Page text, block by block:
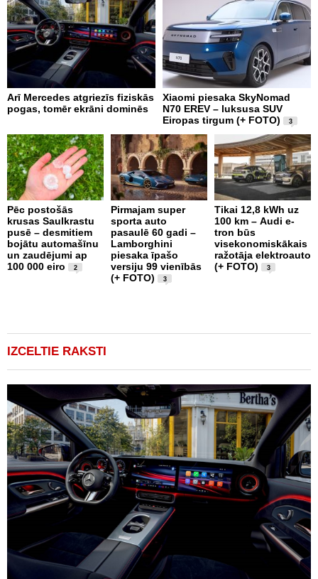
Arī Mercedes atgriezīs fiziskās
pogas, tomēr ekrāni dominēs
Xiaomi piesaka SkyNomad
N70 EREV – luksusa SUV
Eiropas tirgum (+ FOTO)
3
Pēc postošās
krusas Saulkrastu
pusē – desmitiem
bojātu automašīnu
un zaudējumi ap
100 000 eiro
2
Pirmajam super
sporta auto
pasaulē 60 gadi –
Lamborghini
piesaka īpašo
versiju 99 vienībās
(+ FOTO)
3
Tikai 12,8 kWh uz
100 km – Audi e-
tron būs
visekonomiskākais
ražotāja elektroauto
(+ FOTO)
3
IZCELTIE RAKSTI